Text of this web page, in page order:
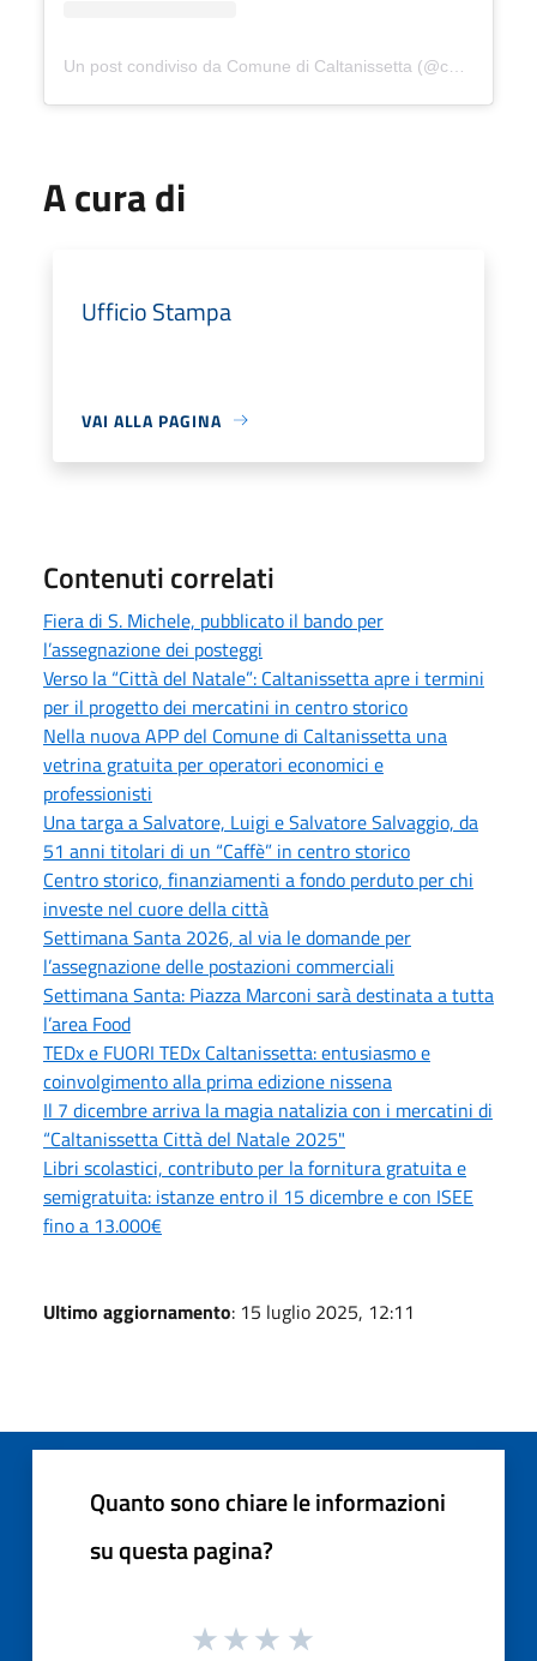
A cura di
Ufficio Stampa
VAI ALLA PAGINA
Contenuti correlati
Fiera di S. Michele, pubblicato il bando per
l’assegnazione dei posteggi
Verso la “Città del Natale”: Caltanissetta apre i termini
per il progetto dei mercatini in centro storico
Nella nuova APP del Comune di Caltanissetta una
vetrina gratuita per operatori economici e
professionisti
Una targa a Salvatore, Luigi e Salvatore Salvaggio, da
51 anni titolari di un “Caffè” in centro storico
Centro storico, finanziamenti a fondo perduto per chi
investe nel cuore della città
Settimana Santa 2026, al via le domande per
l’assegnazione delle postazioni commerciali
Settimana Santa: Piazza Marconi sarà destinata a tutta
l’area Food
TEDx e FUORI TEDx Caltanissetta: entusiasmo e
coinvolgimento alla prima edizione nissena
Il 7 dicembre arriva la magia natalizia con i mercatini di
“Caltanissetta Città del Natale 2025"
Libri scolastici, contributo per la fornitura gratuita e
semigratuita: istanze entro il 15 dicembre e con ISEE
fino a 13.000€
Ultimo aggiornamento: 15 luglio 2025, 12:11
Quanto sono chiare le informazioni
su questa pagina?